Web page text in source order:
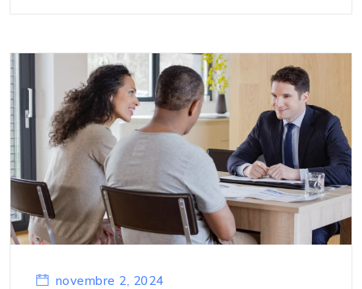
novembre 2, 2024